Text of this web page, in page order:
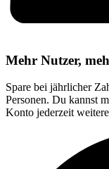
Mehr Nutzer,
Spare bei jährlicher
Personen. Du kannst
Konto jederzeit